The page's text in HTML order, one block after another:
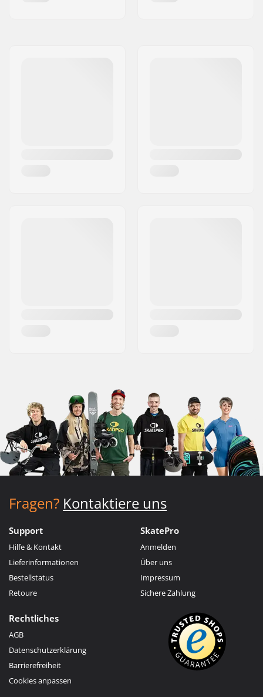
Fragen? Kontaktiere uns
Support
Hilfe & Kontakt
Lieferinformationen
Bestellstatus
Retoure
SkatePro
Anmelden
Über uns
Impressum
Sichere Zahlung
Rechtliches
AGB
Datenschutzerklärung
Barrierefreiheit
Cookies anpassen